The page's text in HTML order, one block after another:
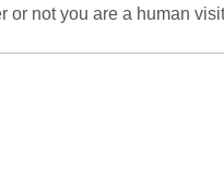
or not you are a human